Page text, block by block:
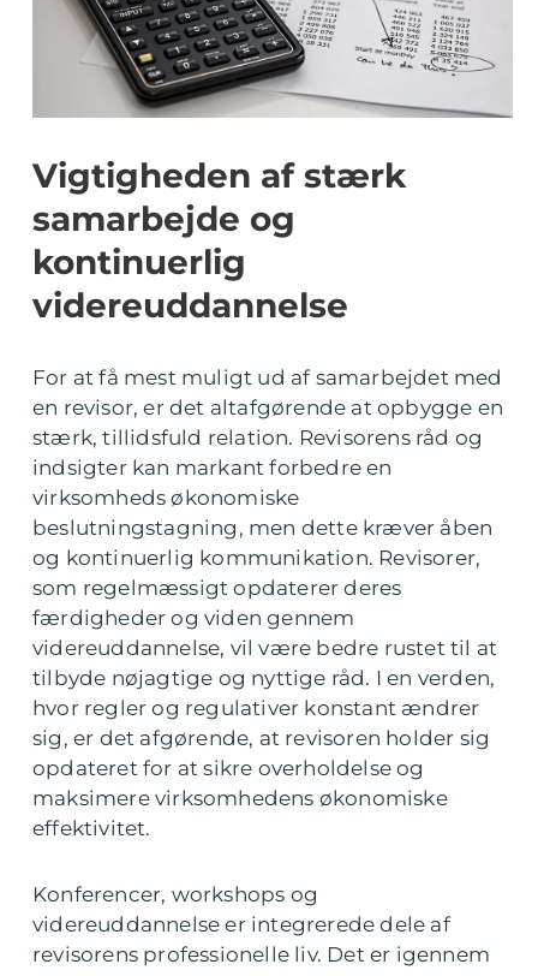
Vigtigheden af stærk
samarbejde og
kontinuerlig
videreuddannelse
For at få mest muligt ud af samarbejdet med
en revisor, er det altafgørende at opbygge en
stærk, tillidsfuld relation. Revisorens råd og
indsigter kan markant forbedre en
virksomheds økonomiske
beslutningstagning, men dette kræver åben
og kontinuerlig kommunikation. Revisorer,
som regelmæssigt opdaterer deres
færdigheder og viden gennem
videreuddannelse, vil være bedre rustet til at
tilbyde nøjagtige og nyttige råd. I en verden,
hvor regler og regulativer konstant ændrer
sig, er det afgørende, at revisoren holder sig
opdateret for at sikre overholdelse og
maksimere virksomhedens økonomiske
effektivitet.
Konferencer, workshops og
videreuddannelse er integrerede dele af
revisorens professionelle liv. Det er igennem